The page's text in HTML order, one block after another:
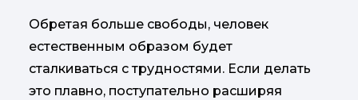
Обретая больше свободы, человек
естественным образом будет
сталкиваться с трудностями. Если делать
это плавно, поступательно расширяя